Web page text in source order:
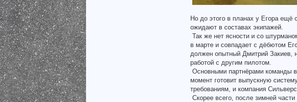
Но до этого в планах у Егора ещё
ожидают в составах экипажей.
Так же нет ясности и со
в марте и совпадает с дёбютом
должен опытный Дмитрий Закиев,
работой с другим пилотом.
Основными партнёрами команды
момент готовит выпускную
требованиям, и компания
Скорее всего, после зимней